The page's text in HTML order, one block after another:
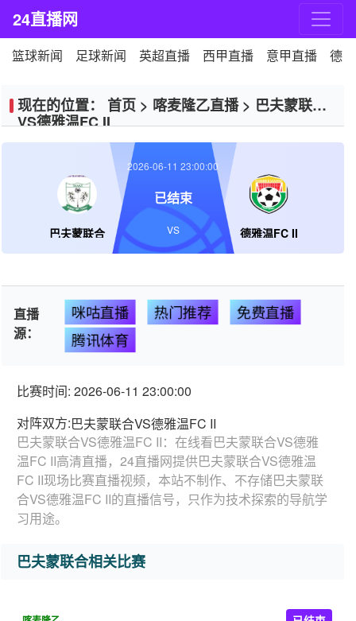
24直播网
篮球新闻 足球新闻 英超直播 西甲直播 意甲直播 德
现在的位置： 首页 > 喀麦隆乙直播> 巴夫蒙联合
VS德雅温FC II
巴夫蒙联合 德雅温FC II
2026-06-11 23:00:00
已结束
VS
直播
源：
咪咕直播 热门推荐
免费直播
腾讯体育
比赛时间: 2026-06-11 23:00:00
对阵双方:巴夫蒙联合VS德雅温FC II
巴夫蒙联合VS德雅温FC II：在线看巴夫蒙联合VS德雅
温FC II高清直播，24直播网提供巴夫蒙联合VS德雅温
FC II现场比赛直播视频，本站不制作、不存储巴夫蒙联
合VS德雅温FC II的直播信号，只作为技术探索的导航学
习用途。
巴夫蒙联合相关比赛